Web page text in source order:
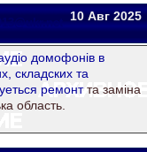
10 Авг2025
домофонiв в
складских та
ремонтта замiна
область.